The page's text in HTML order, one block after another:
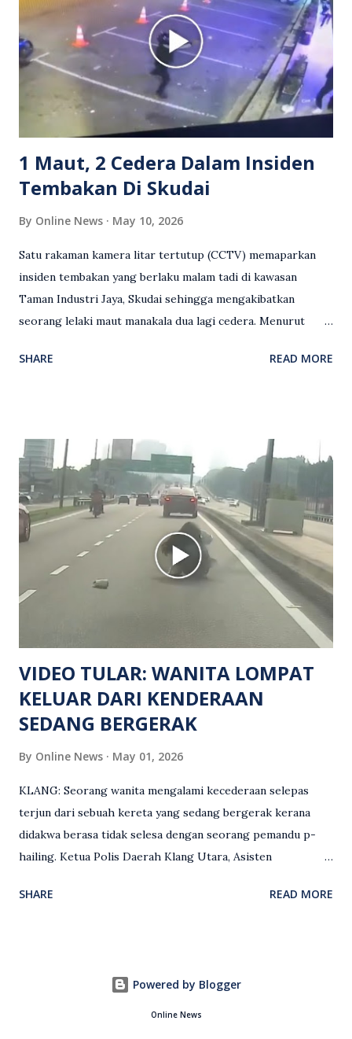
reaksi orang ramai. Antara komen orang awam yang tular di
media sosial mengenai insiden tersebut ialah ramai yang
meluahkan rasa marah terhadap tindakan lelaki berkenaan
serta memuji pemandu Grab kerana campur tangan.
Sebahagian netizen turut meminta pihak berkuasa
mengambil tindakan tegas, manakala ada yang bersimpati
terhadap wanita dipercayai menjadi mangs...
1 Maut, 2 Cedera Dalam Insiden
Tembakan Di Skudai
By Online News May 10, 2026
Satu rakaman kamera litar tertutup (CCTV) memaparkan
insiden tembakan yang berlaku malam tadi di kawasan
Taman Industri Jaya, Skudai sehingga mengakibatkan
seorang lelaki maut manakala dua lagi cedera. Menurut
kejadian berlaku sekitar jam 11 malam dan pihak polis
hiburan di kawasan berkenaan. Seorang mangsa disahkan
meninggal dunia di lokasi kejadian akibat terkena tembakan,
manakala seorang lagi mangsa mengalami kecederaan.
Turut dipercayai terdapat seorang lagi individu cedera
namun identitinya masih belum dikenal pasti selepas dibawa
keluar dari lokasi oleh kenalannya. Polis kini sedang giat
mengesan dua suspek yang masih bebas bagi membantu
siasatan lanjut. Kes disiasat mengikut Seksyen 302 Kanun
Keseksaan kerana membunuh. Orang ramai yang mempunyai
maklumat diminta t...
SHARE READ MORE
VIDEO TULAR: WANITA LOMPAT
KELUAR DARI KENDERAAN
SEDANG BERGERAK
By Online News May 01, 2026
KLANG: Seorang wanita mengalami kecederaan selepas
terjun dari sebuah kereta yang sedang bergerak kerana
didakwa berasa tidak selesa dengan seorang pemandu p-
hailing. Ketua Polis Daerah Klang Utara, Asisten
(2 Mei), berkata pemandu berusia 47 tahun itu telah
ketika pengadu sedang membawa dua penumpang. “Tiba-
tiba, salah seorang penumpang wanita membuka pintu
SHARE READ MORE
Powered by Blogger
Online News